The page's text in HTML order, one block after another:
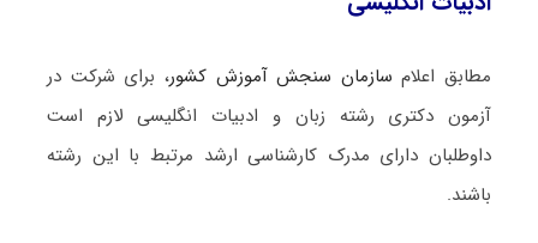
مطابق اعلام سازمان سنجش آموزش کشور، برای شرکت در
آزمون دکتری رشته زبان و ادبیات انگلیسی لازم است
داوطلبان دارای مدرک کارشناسی ارشد مرتبط با این رشته
باشند.